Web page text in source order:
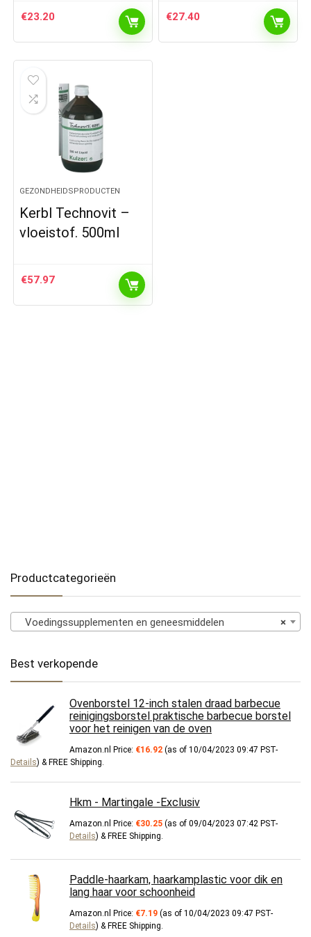
€23.20 €27.40
GEZONDHEIDSPRODUCTEN
Kerbl Technovit –
vloeistof. 500ml
€57.97
Productcategorieën
×
Voedingssupplementen en geneesmiddelen
Best verkopende
Ovenborstel 12-inch stalen draad barbecue
reinigingsborstel praktische barbecue borstel
voor het reinigen van de oven
Amazon.nl Price: €16.92 (as of 10/04/2023 09:47 PST-
Details) & FREE Shipping.
Hkm - Martingale -Exclusiv
Amazon.nl Price: €30.25 (as of 09/04/2023 07:42 PST-
Details) & FREE Shipping.
Paddle-haarkam, haarkamplastic voor dik en
lang haar voor schoonheid
Amazon.nl Price: €7.19 (as of 10/04/2023 09:47 PST-
Details) & FREE Shipping.